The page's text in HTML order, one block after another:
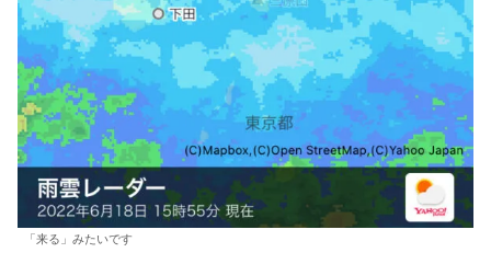
「来る」みたいです